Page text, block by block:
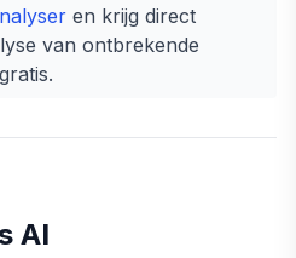
en krijg direct
van ontbrekende
AI